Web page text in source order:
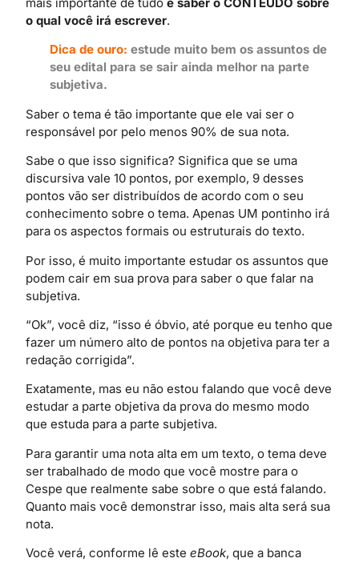
o qual você irá escrever.
Dica de ouro:estude muito bem os assuntos de
seu edital para se sair ainda melhor na parte
subjetiva.
Saber o tema é tão importante que ele vai ser o
responsável por pelo menos 90% de sua nota.
Sabe o que isso significa? Significa que se uma
discursiva vale 10 pontos, por exemplo, 9 desses
pontos vão ser distribuídos de acordo com o seu
conhecimento sobre o tema. Apenas UM pontinho irá
para os aspectos formais ou estruturais do texto.
Por isso, é muito importante estudar os assuntos que
podem cair em sua prova para saber o que falar na
subjetiva.
“Ok”, você diz, “isso é óbvio, até porque eu tenho que
fazer um número alto de pontos na objetiva para ter a
redação corrigida”.
Exatamente, mas eu não estou falando que você deve
estudar a parte objetiva da prova do mesmo modo
que estuda para a parte subjetiva.
Para garantir uma nota alta em um texto, o tema deve
ser trabalhado de modo que você mostre para o
Cespe que realmente sabe sobre o que está falando.
Quanto mais você demonstrar isso, mais alta será sua
nota.
Você verá, conforme lê esteeBook, que a banca